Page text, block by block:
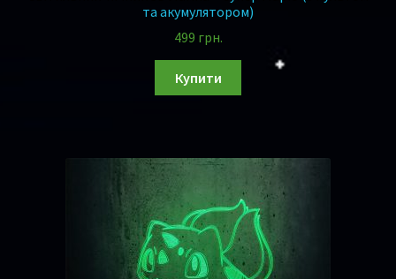
та акумулятором)
499 грн.
Купити